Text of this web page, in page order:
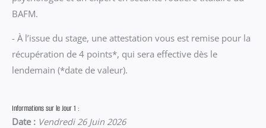
BAFM.
- À l’issue du stage, une attestation vous est remise pour la
récupération de 4 points*, qui sera effective dès le
lendemain (*date de valeur).
Informations sur le Jour 1 :
Date : Vendredi 26 Juin 2026